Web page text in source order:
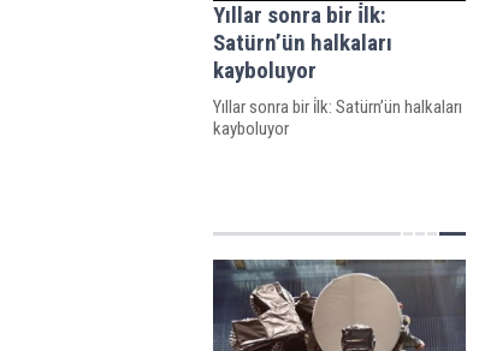
Yıllar sonra bir i̇lk:
Satürn’ün halkaları
kayboluyor
Yıllar sonra bir i̇lk: Satürn’ün halkaları
kayboluyor